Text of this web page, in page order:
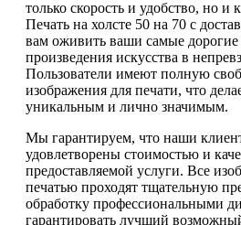
только скорость и удобство, но и
Печать на холсте 50 на 70 с
вам оживить ваши самые
произведения искусства в
Пользователи имеют полную
изображения для печати, что
уникальным и лично значимым.
Мы гарантируем, что наши
удовлетворены стоимостью и
предоставляемой услуги. Все
печатью проходят тщательную
обработку профессиональными
гарантировать лучший возможный